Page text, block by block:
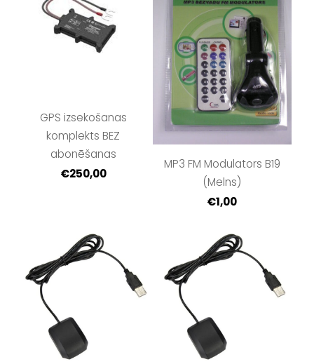
GPS izsekošanas
komplekts BEZ
abonēšanas
€250,00
MP3 FM Modulators B19
(Melns)
€1,00